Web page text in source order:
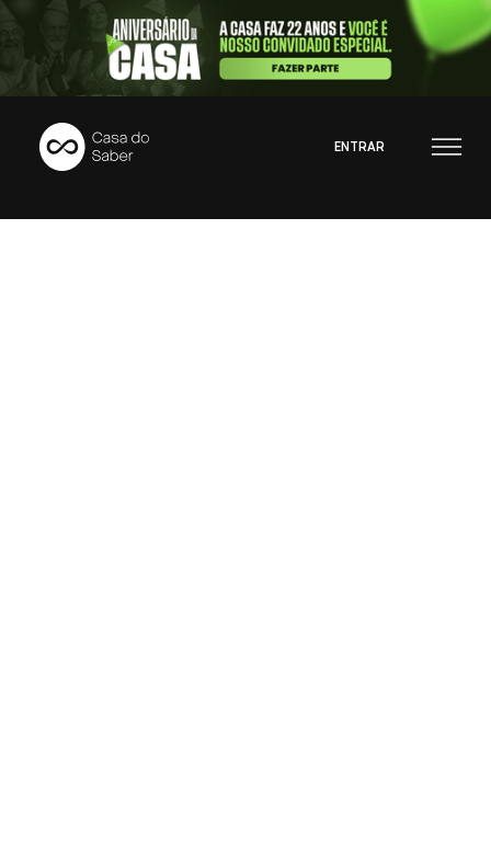
ENTRAR